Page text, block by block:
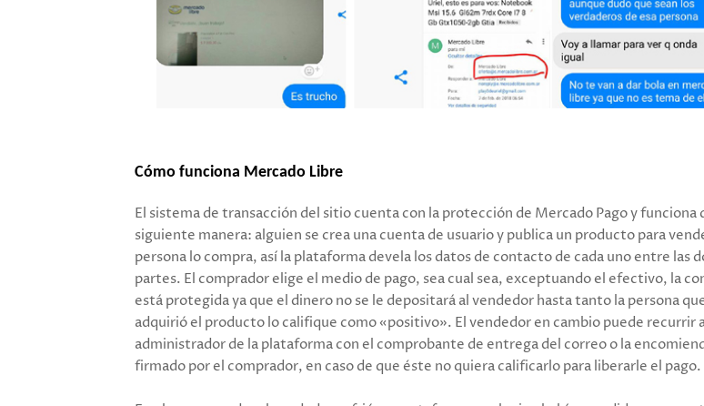
Cómo funciona Mercado Libre
El sistema de transacción del sitio cuenta con la protección de Mercado Pago y funciona
siguiente manera: alguien se crea una cuenta de usuario y publica un producto para
persona lo compra, así la plataforma devela los datos de contacto de cada uno entre las
partes. El comprador elige el medio de pago, sea cual sea, exceptuando el efectivo, la
está protegida ya que el dinero no se le depositará al vendedor hasta tanto la persona
adquirió el producto lo califique como «positivo». El vendedor en cambio puede recurrir
administrador de la plataforma con el comprobante de entrega del correo o la
firmado por el comprador, en caso de que éste no quiera calificarlo para liberarle el pago.